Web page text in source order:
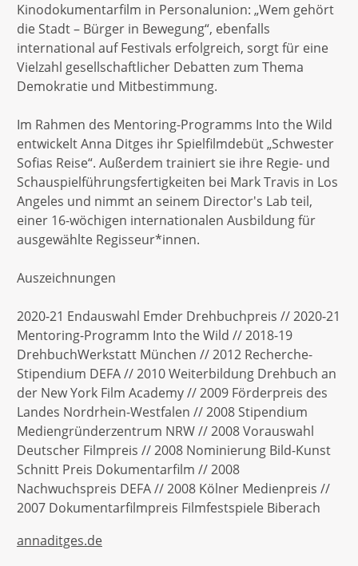
Kinodokumentarfilm in Personalunion: „Wem gehört
die Stadt – Bürger in Bewegung“, ebenfalls
international auf Festivals erfolgreich, sorgt für eine
Vielzahl gesellschaftlicher Debatten zum Thema
Demokratie und Mitbestimmung.
Im Rahmen des Mentoring-Programms Into the Wild
entwickelt Anna Ditges ihr Spielfilmdebüt „Schwester
Sofias Reise“. Außerdem trainiert sie ihre Regie- und
Schauspielführungsfertigkeiten bei Mark Travis in Los
Angeles und nimmt an seinem Director's Lab teil,
einer 16-wöchigen internationalen Ausbildung für
ausgewählte Regisseur*innen.
Auszeichnungen
2020-21 Endauswahl Emder Drehbuchpreis // 2020-21
Mentoring-Programm Into the Wild // 2018-19
DrehbuchWerkstatt München // 2012 Recherche-
Stipendium DEFA // 2010 Weiterbildung Drehbuch an
der New York Film Academy // 2009 Förderpreis des
Landes Nordrhein-Westfalen // 2008 Stipendium
Mediengründerzentrum NRW // 2008 Vorauswahl
Deutscher Filmpreis // 2008 Nominierung Bild-Kunst
Schnitt Preis Dokumentarfilm // 2008
Nachwuchspreis DEFA // 2008 Kölner Medienpreis //
2007 Dokumentarfilmpreis Filmfestspiele Biberach
annaditges.de